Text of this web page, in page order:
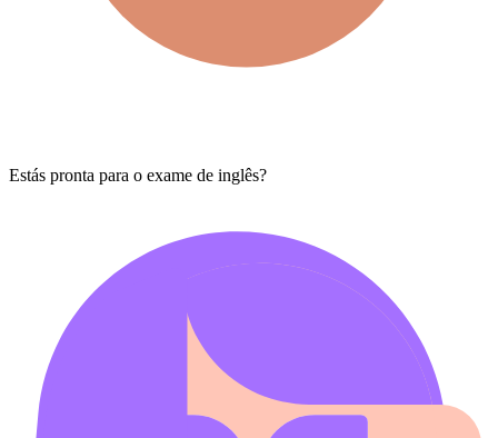
Estás pronta para o exame de inglês?